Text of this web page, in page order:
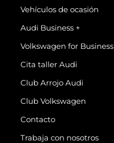
Vehículos de ocasión
Audi Business +
Volkswagen for Business
Cita taller Audi
Club Arrojo Audi
Club Volkswagen
Contacto
Trabaja con nosotros